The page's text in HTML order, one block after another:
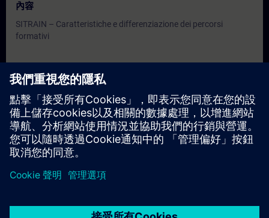
內容
SITRAIN – Caratteristiche e differenziazione dei percorsi
formativi